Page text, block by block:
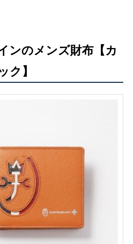
ンのメンズ財布【カ
ク】